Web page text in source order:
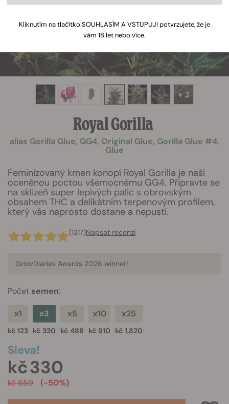
+ 3
Royal Gorilla
alias Gorilla Glue, GG4, Original Glue, Gorilla Glue #4,
Glue
Feminizovaný kmen konopí Royal Gorilla je naší
oceněnou poctou všemocnému GG4. Připravte se
na sklizeň super lepivých palic s obrovským
obsahem THC a delikátním terpenovým profilem,
který vás naprosto dostane a nepustí.
(1317)Napsat recenzi
GrowDiaries Awards 2026 winner!
Počet semen:
x1
kč 123
x3
kč 330
x5
kč 488
x10
kč 910
x25
kč 1,820
Sleva!
kč 330
kč 659 (-50%)
Kliknutím na tlačítko SOUHLASÍM A VSTUPUJI potvrzujete, že je
vám 18 let nebo více.